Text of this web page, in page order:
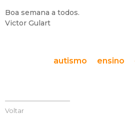
Boa semana a todos.
Victor Gulart
autismo ensino
Voltar